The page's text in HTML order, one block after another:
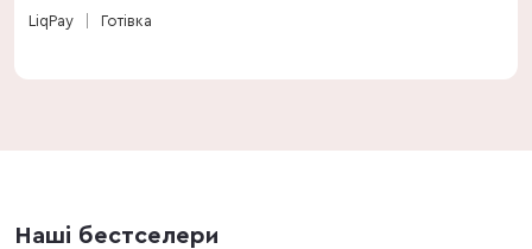
LiqPay Готівка
Наші бестселери